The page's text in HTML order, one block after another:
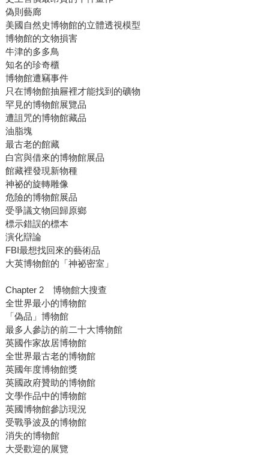
偽則藝廊
美國自然史博物館的立體透視模型
博物館的文物損害
牛津的多多鳥
知名的珍奇櫃
博物館遭竊事件
只在博物館抽屜裡才能找到的礦物
罕見的博物館展覽品
遭詛咒的博物館藏品
油脂塊
最古老的館藏
白宮與借來的博物館展品
館藏裡發現新物種
神祕的旋轉雕像
危險的博物館展品
受爭議文物回歸原鄉
標示錯誤的標本
演化辯論
FBI最想找回來的藝術品
大英博物館的「神祕密室」
Chapter 2 博物館大搜查
全世界最小的博物館
「偽品」博物館
最多人參訪的前二十大博物館
英國作家故居博物館
全世界最古老的博物館
英國年度博物館獎
英國政府贊助的博物館
文學作品中的博物館
英國博物館參訪現況
受戰爭波及的博物館
消失的博物館
大受歡迎的展覽